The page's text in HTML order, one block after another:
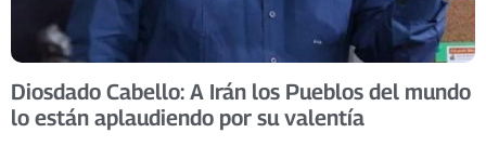
Diosdado Cabello: A Irán los Pueblos del mundo
lo están aplaudiendo por su valentía